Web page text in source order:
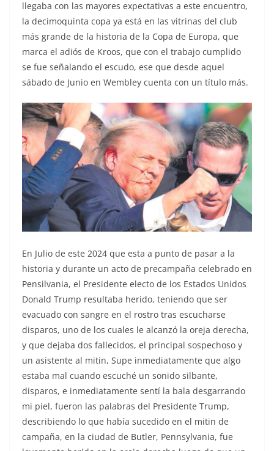
llegaba con las mayores expectativas a este encuentro,
la decimoquinta copa ya está en las vitrinas del club
más grande de la historia de la Copa de Europa, que
marca el adiós de Kroos, que con el trabajo cumplido
se fue señalando el escudo, ese que desde aquel
sábado de Junio en Wembley cuenta con un título más.
En Julio de este 2024 que esta a punto de pasar a la
historia y durante un acto de precampaña celebrado en
Pensilvania, el Presidente electo de los Estados Unidos
Donald Trump resultaba herido, teniendo que ser
evacuado con sangre en el rostro tras escucharse
disparos, uno de los cuales le alcanzó la oreja derecha,
y que dejaba dos fallecidos, el principal sospechoso y
un asistente al mitin, Supe inmediatamente que algo
estaba mal cuando escuché un sonido silbante,
disparos, e inmediatamente sentí la bala desgarrando
mi piel, fueron las palabras del Presidente Trump,
describiendo lo que había sucedido en el mitin de
campaña, en la ciudad de Butler, Pennsylvania, fue